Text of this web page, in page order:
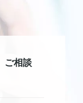
ご相談